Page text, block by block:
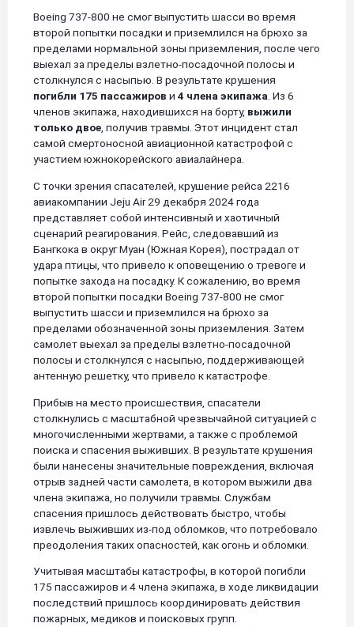
Boeing 737-800 не смог выпустить шасси во время
второй попытки посадки и приземлился на брюхо за
пределами нормальной зоны приземления, после чего
выехал за пределы взлетно-посадочной полосы и
столкнулся с насыпью. В результате крушения
погибли 175 пассажиров и 4 члена экипажа. Из 6
членов экипажа, находившихся на борту, выжили
только двое, получив травмы. Этот инцидент стал
самой смертоносной авиационной катастрофой с
участием южнокорейского авиалайнера.
С точки зрения спасателей, крушение рейса 2216
авиакомпании Jeju Air 29 декабря 2024 года
представляет собой интенсивный и хаотичный
сценарий реагирования. Рейс, следовавший из
Бангкока в округ Муан (Южная Корея), пострадал от
удара птицы, что привело к оповещению о тревоге и
попытке захода на посадку. К сожалению, во время
второй попытки посадки Boeing 737-800 не смог
выпустить шасси и приземлился на брюхо за
пределами обозначенной зоны приземления. Затем
самолет выехал за пределы взлетно-посадочной
полосы и столкнулся с насыпью, поддерживающей
антенную решетку, что привело к катастрофе.
Прибыв на место происшествия, спасатели
столкнулись с масштабной чрезвычайной ситуацией с
многочисленными жертвами, а также с проблемой
поиска и спасения выживших. В результате крушения
были нанесены значительные повреждения, включая
отрыв задней части самолета, в котором выжили два
члена экипажа, но получили травмы. Службам
спасения пришлось действовать быстро, чтобы
извлечь выживших из-под обломков, что потребовало
преодоления таких опасностей, как огонь и обломки.
Учитывая масштабы катастрофы, в которой погибли
175 пассажиров и 4 члена экипажа, в ходе ликвидации
последствий пришлось координировать действия
пожарных, медиков и поисковых групп.